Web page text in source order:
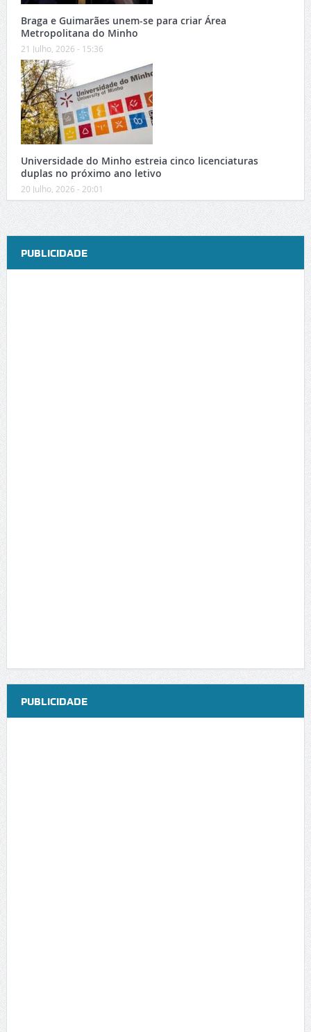
Braga e Guimarães unem-se para criar Área
Metropolitana do Minho
21 Julho, 2026 - 15:36
Universidade do Minho estreia cinco licenciaturas
duplas no próximo ano letivo
20 Julho, 2026 - 20:01
PUBLICIDADE
PUBLICIDADE